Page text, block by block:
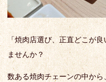
「焼肉店選び、正直どこが
ませんか？
数ある焼肉チェーンの中か